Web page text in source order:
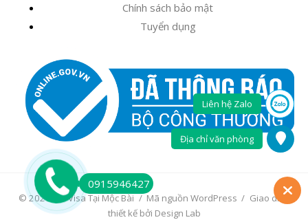
Chính sách bảo mật
Tuyển dụng
© 2026 Xin Visa Tại Mộc Bài/ Mã nguồn WordPress / Giao diện
thiết kế bởi Design Lab
0915946427
Liên hệ Zalo
Địa chỉ văn phòng